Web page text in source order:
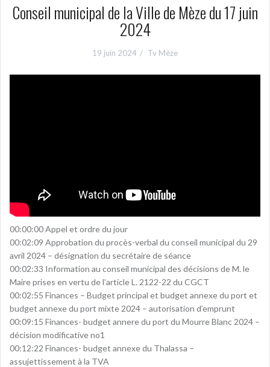
Conseil municipal de la Ville de Mèze du 17 juin
2024
19 juin 2024 Tv Mèze
00:00:00 Appel et ordre du jour
00:02:09 Approbation du procès-verbal du conseil municipal du 29
avril 2024 – désignation du secrétaire de séance
00:02:33 Information au conseil municipal des décisions de M. le
Maire prises en vertu de l’article L. 2122-22 du CGCT
00:02:55 Finances – Budget principal et budget annexe du port et
budget annexe du port mixte 2024 – autorisation d’emprunt
00:09:15 Finances- budget annere du port du Mourre Blanc 2024 –
décision modificative no1
00:12:22 Finances- budget annexe du Thalassa –
assujettissement à la TVA